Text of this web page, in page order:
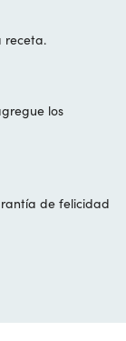
receta.
los
de felicidad